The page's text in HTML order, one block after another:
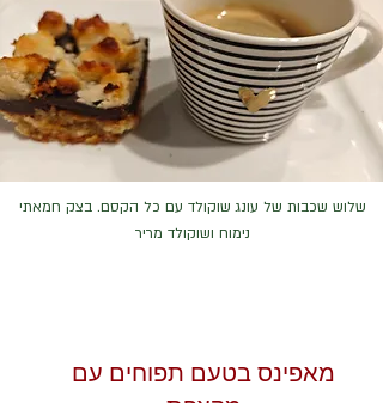
שלוש שכבות של עונג שוקולד עם כל הקסם. בצק חמאתי
נימוח ושוקולד מריר
מאפינס בטעם תפוחים עם